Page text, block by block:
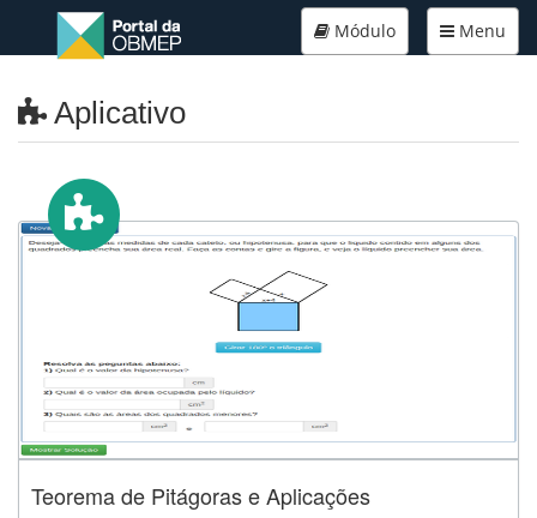
Menu
Módulo
Aplicativo
Teorema de Pitágoras e Aplicações